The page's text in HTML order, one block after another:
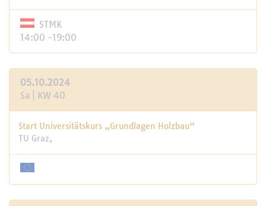
STMK
14:00 -19:00
05.10.2024
Sa | KW 40
Start Universitätskurs „Grundlagen Holzbau“
TU Graz,